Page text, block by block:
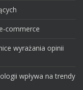
commerce
wyrażania opinii
wpływa na trendy